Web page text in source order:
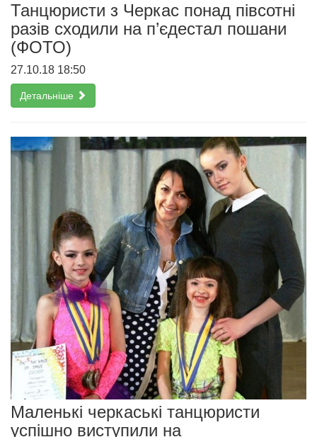
Танцюристи з Черкас понад півсотні
разів сходили на п’єдестал пошани
(ФОТО)
27.10.18 18:50
Детальніше
Маленькі черкаські танцюристи
успішно виступили на